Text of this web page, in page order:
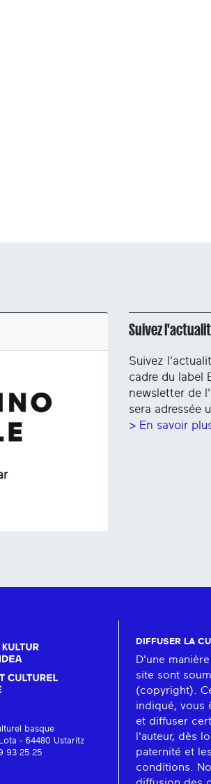
Suivez
Suivez
cadre du label
newsletter de
sera adressée
> En savoir
basque
- 64480 Ustaritz
93 25 25
DIFFUSER LA
D'une
site sont
(copyright).
indiqué, vous
et diffuser
l'auteur, dès
paternité et
conditions.